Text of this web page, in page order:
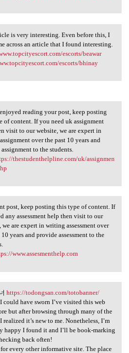
is very
is very interesting. Even before this, I
across an article that I found interesting.
escorts/beawar
escorts/bhinay
reading your
reading your post, keep posting
of content. If you need uk assignment
visit to our website, we are expert in
over the past 10 years and
to the students.
thestudenthelpline.com/uk/assignmen
post, keep posting
post, keep posting this type of content. If
any assessment help then visit to our
we are expert in writing assessment over
years and provide assessment to the
www.assesmenthelp.com
https://todongsan.com
https://todongsan.com/totobanner/
could have sworn I’ve visited this web
but after browsing through many of the
realized it’s new to me. Nonetheless, I’m
happy I found it and I’ll be book-marking
back often!
every other informative site. The place